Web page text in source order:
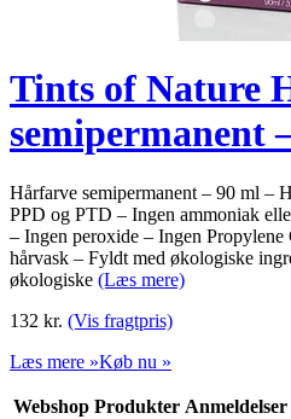
Tints of Nature
semipermanent
Hårfarve semipermanent – 90 ml –
PPD og PTD – Ingen ammoniak
– Ingen peroxide – Ingen
hårvask – Fyldt med økologiske
økologiske (Læs mere)
132 kr. (Vis fragtpris)
Læs mere »Køb nu »
Webshop Produkter Anmeldelser